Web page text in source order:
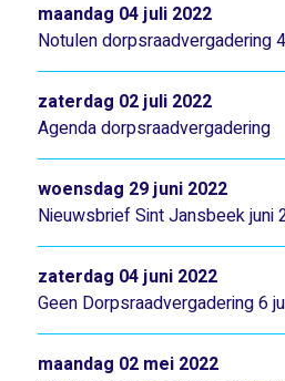
Notulen dorpsraadvergadering
maandag 04 juli 2022
Agenda dorpsraadvergadering
zaterdag 02 juli 2022
Nieuwsbrief Sint Jansbeek juni
woensdag 29 juni 2022
Geen Dorpsraadvergadering 6
zaterdag 04 juni 2022
maandag 02 mei 2022